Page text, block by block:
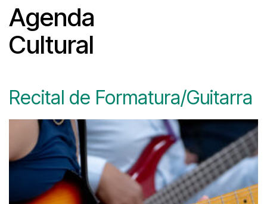
Agenda
Cultural
Recital de Formatura/Guitarra